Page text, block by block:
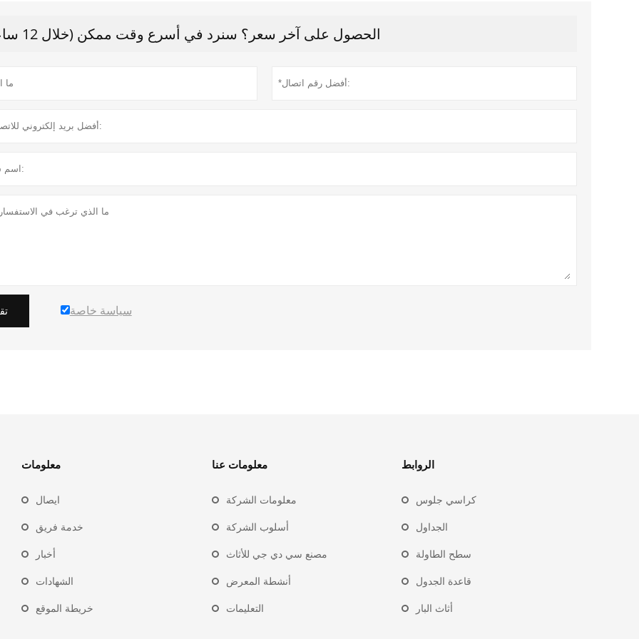
الحصول على آخر سعر؟ سنرد في أسرع وقت ممكن (خلال 12 ساعة)
سياسة خاصة
معلومات
ايصال
خدمة فريق
أخبار
الشهادات
خريطة الموقع
معلومات عنا
معلومات الشركة
أسلوب الشركة
مصنع سي دي جي للأثاث
أنشطة المعرض
التعليمات
الروابط
كراسي جلوس
الجداول
سطح الطاولة
قاعدة الجدول
أثاث البار